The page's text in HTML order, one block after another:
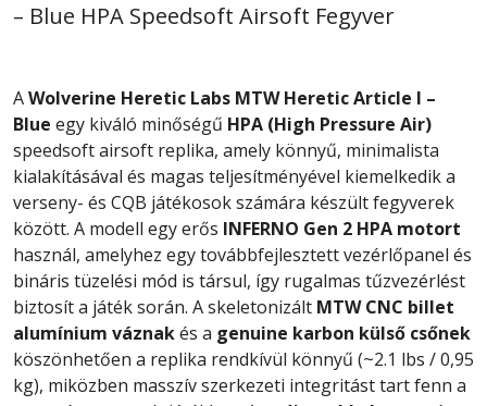
– Blue HPA Speedsoft Airsoft Fegyver
AWolverine Heretic Labs MTW Heretic Article I –
Blue egy kiváló minőségű HPA (High Pressure Air)
speedsoft airsoft replika, amely könnyű, minimalista
kialakításával és magas teljesítményével kiemelkedik a
verseny- és CQB játékosok számára készült fegyverek
között. A modell egy erős INFERNO Gen 2 HPA motort
használ, amelyhez egy továbbfejlesztett vezérlőpanel és
bináris tüzelési mód is társul, így rugalmas tűzvezérlést
biztosít a játék során. A skeletonizált MTW CNC billet
alumínium váznakés a genuine karbon külső csőnek
köszönhetően a replika rendkívül könnyű (~2.1 lbs / 0,95
kg), miközben masszív szerkezeti integritást tart fenn a